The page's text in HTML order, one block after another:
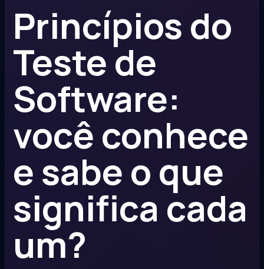
Princípios do
Teste de
Software:
você conhece
e sabe o que
significa cada
um?